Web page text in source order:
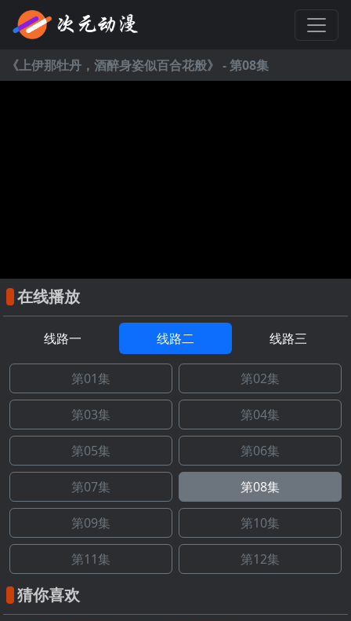
《上伊那牡丹，酒醉身姿似百合花般》 - 第08集
在线播放
线路一 线路二 线路三
第01集 第02集
第03集 第04集
第05集 第06集
第07集 第08集
第09集 第10集
第11集 第12集
猜你喜欢